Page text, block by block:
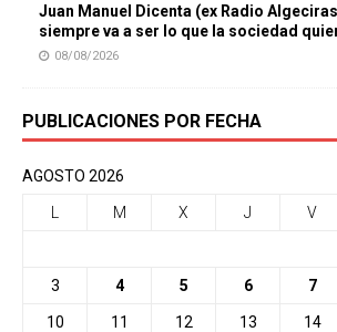
Juan Manuel Dicenta (ex Radio
siempre va a ser lo que la sociedad
08/08/2026
PUBLICACIONES POR FECHA
AGOSTO 2026
M X J V
3 4 5 6 7
10 11 12 13 14